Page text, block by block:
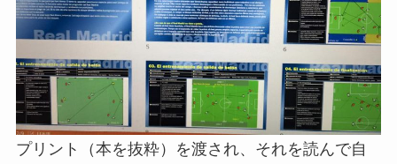
プリント（本を抜粋）を渡され、それを読んで自